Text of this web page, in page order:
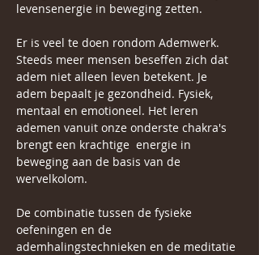
levensenergie in beweging zetten.
Er is veel te doen rondom Ademwerk.
Steeds meer mensen beseffen zich dat
adem niet alleen leven betekent. Je
adem bepaalt je gezondheid. Fysiek,
mentaal en emotioneel. Het leren
ademen vanuit onze onderste chakra's
brengt een krachtige  energie in
beweging aan de basis van de
wervelkolom.
De combinatie tussen de fysieke
oefeningen en de
ademhalingstechnieken en de meditatie